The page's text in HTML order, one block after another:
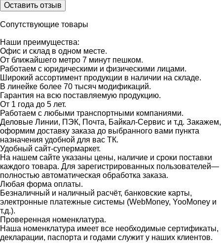
Оставить отзыв
Сопутствующие товары
Наши преимущества:
Офис и склад в одном месте.
От ближайшего метро 7 минут пешком.
Работаем с юридическими и физическими лицами.
Широкий ассортимент продукции в наличии на складе.
В линейке более 70 тысяч модификаций.
Гарантия на всю поставляемую продукцию.
От 1 года до 5 лет.
Работаем с любыми транспортными компаниями.
Деловые Линии, ПЭК, Почта, Байкал-Сервис и т.д. Закажем,
оформим доставку заказа до выбранного вами пункта
назначения удобной для вас ТК.
Удобный сайт-супермаркет.
На нашем сайте указаны цены, наличие и сроки поставки
каждого товара. Для зарегистрированных пользователей—
полностью автоматическая обработка заказа.
Любая форма оплаты.
Безналичный и наличный расчёт, банковские карты,
электронные платежные системы (WebMoney, YooMoney и
т.д.).
Проверенная номенклатура.
Наша номенклатура имеет все необходимые сертификаты,
декларации, паспорта и годами служит у наших клиентов.